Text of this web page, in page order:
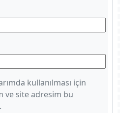
kullanılması için
ve site adresim bu